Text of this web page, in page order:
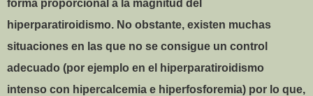
forma proporcional a la magnitud del
hiperparatiroidismo. No obstante, existen muchas
situaciones en las que no se consigue un control
adecuado (por ejemplo en el hiperparatiroidismo
intenso con hipercalcemia e hiperfosforemia) por lo que,